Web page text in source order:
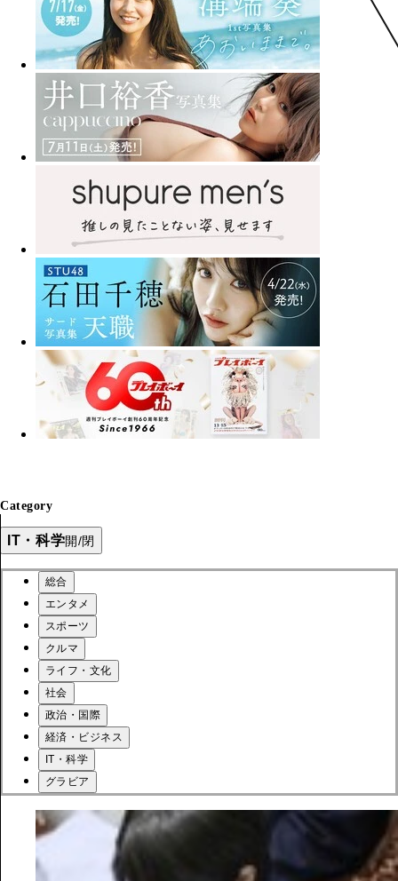
Category
IT・科学開/閉
総合
エンタメ
スポーツ
クルマ
ライフ・文化
社会
政治・国際
経済・ビジネス
IT・科学
グラビア